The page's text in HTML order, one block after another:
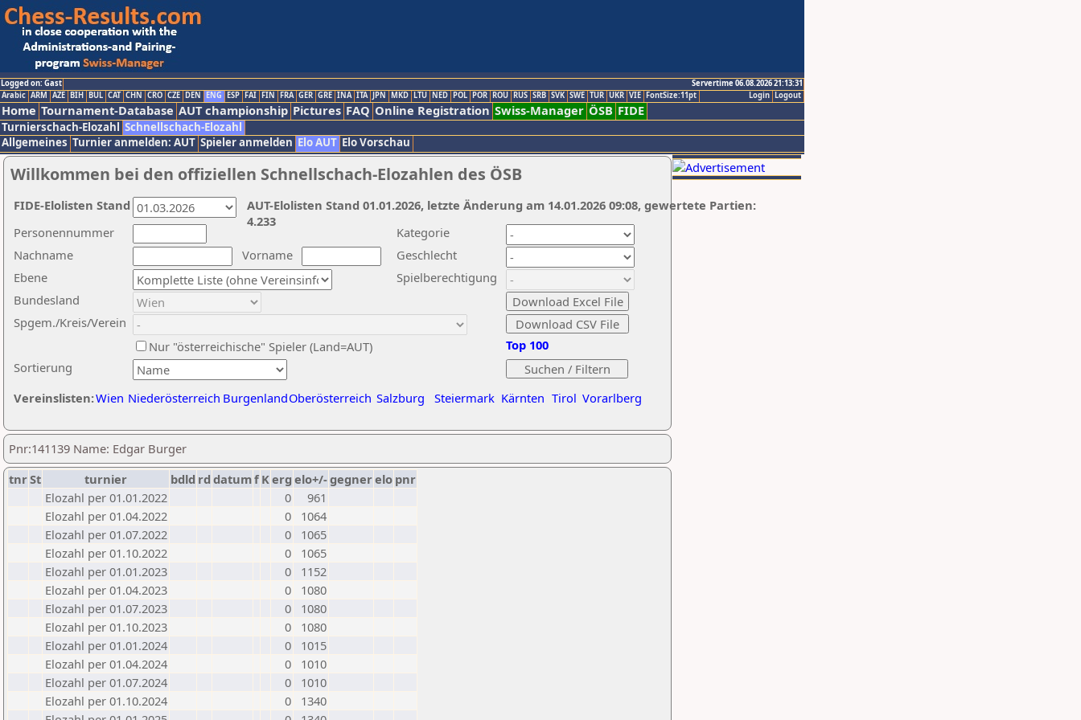
Logged on: Gast
Servertime 06.08.2026 21:13:31
Logout
Login
Arabic ARM AZE BIH BUL CAT CHN CRO CZE DEN ENG ESP FAI FIN FRA GER GRE INA ITA JPN MKD LTU NED POL POR ROU RUS SRB SVK SWE TUR UKR VIE FontSize:11pt
Home Tournament-Database AUT championship Pictures FAQ Online Registration Swiss-Manager ÖSB FIDE
Turnierschach-Elozahl Schnellschach-Elozahl
Allgemeines Turnier anmelden: AUT Spieler anmelden Elo AUT Elo Vorschau
Willkommen bei den offiziellen Schnellschach-Elozahlen des ÖSB
Nachname
Vorname
Ebene
Kategorie
Sortierung
Personennummer
Bundesland
Spgem./Kreis/Verein
Geschlecht
Nur "österreichische" Spieler (Land=AUT)
Spielberechtigung
Vereinslisten:Wien Niederösterreich BurgenlandOberösterreich Salzburg Steiermark Kärnten Tirol Vorarlberg
Top 100
AUT-Elolisten Stand 01.01.2026, letzte Änderung am 14.01.2026 09:08, gewertete Partien:
4.233
FIDE-Elolisten Stand
Pnr:141139 Name: Edgar Burger
tnrSt turnier bdld rd datumf Kerg elo+/-gegnerelo pnr
Elozahl per 01.01.2022
0
961
Elozahl per 01.04.2022
0
1064
Elozahl per 01.07.2022
0
1065
Elozahl per 01.10.2022
0
1065
Elozahl per 01.01.2023
0
1152
Elozahl per 01.04.2023
0
1080
Elozahl per 01.07.2023
0
1080
Elozahl per 01.10.2023
0
1080
Elozahl per 01.01.2024
0
1015
Elozahl per 01.04.2024
0
1010
Elozahl per 01.07.2024
0
1010
Elozahl per 01.10.2024
0
1340